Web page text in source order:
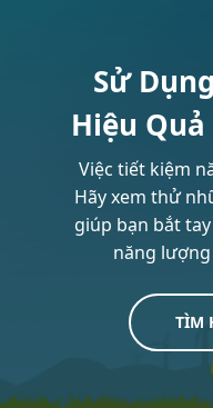
Sử
Hiệu
Việc tiết kiệm
Hãy xem thử
giúp bạn bắt
năng lượng
TÌM